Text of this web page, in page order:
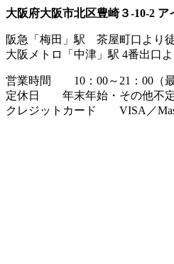
大阪府大阪市北区豊崎３-10-2
阪急「梅田」駅 茶屋町口より
大阪メトロ「中津」駅 4番出口
営業時間 10：00～21：00（最
定休日 年末年始・その他不
クレジットカード VISA／